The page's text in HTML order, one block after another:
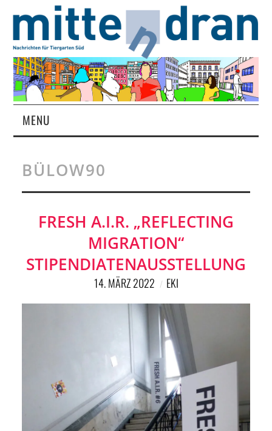
MENU
MAGAZIN
ÜBER UNS
NETZWERK
SPONSORING
BÜLOW90
FRESH A.I.R. „REFLECTING
MIGRATION“
STIPENDIATENAUSSTELLUNG
14. MÄRZ 2022 EKI